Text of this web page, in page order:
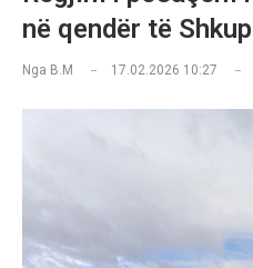
në qendër të
Nga B.M 17.02.2026 10:27